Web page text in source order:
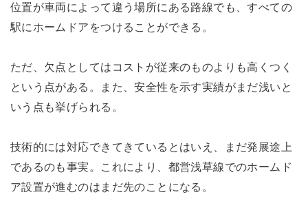
位置が車両によって違う場所にある路線でも、すべての
駅にホームドアをつけることができる。
ただ、欠点としてはコストが従来のものよりも高くつく
という点がある。また、安全性を示す実績がまだ浅いと
いう点も挙げられる。
技術的には対応できてきているとはいえ、まだ発展途上
であるのも事実。これにより、都営浅草線でのホームド
ア設置が進むのはまだ先のことになる。